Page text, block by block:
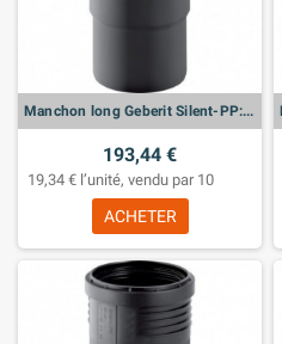
Manchon long Geberit Silent-PP: d:125mm
193,44 €
19,34 € l’unité, vendu par 10
ACHETER